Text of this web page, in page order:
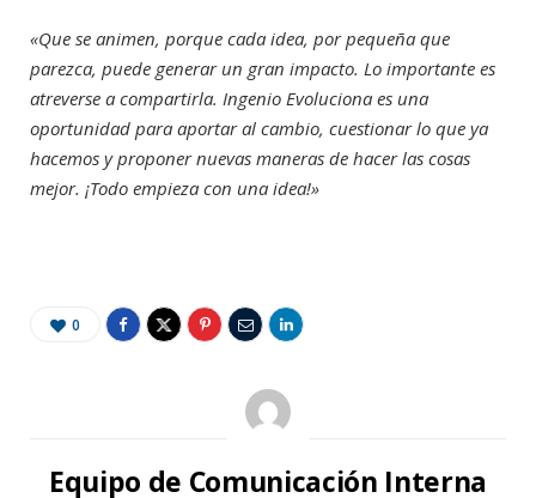
«Que se animen, porque cada idea, por pequeña que
parezca, puede generar un gran impacto. Lo importante es
atreverse a compartirla. Ingenio Evoluciona es una
oportunidad para aportar al cambio, cuestionar lo que ya
hacemos y proponer nuevas maneras de hacer las cosas
mejor. ¡Todo empieza con una idea!»
0
Equipo de Comunicación Interna